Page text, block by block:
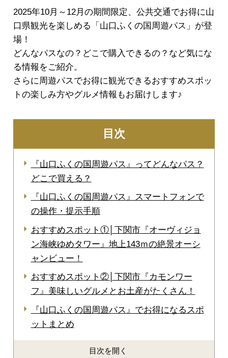
2025年10月～12月の期間限定、公共交通でお得に山
口県観光を楽しめる「山口ふくの国周遊パス」が登
場！
どんなパスなの？どこで購入できるの？など気にな
る情報をご紹介。
さらに周遊パスでお得に観光できるおすすめスポッ
トの楽しみ方やグルメ情報もお届けします♪
目次
『山口ふくの国周遊パス』ってどんなパス？
どこで買える？
『山口ふくの国周遊パス』スマートフォンで
の操作・提示手順
おすすめスポット①│下関市『オーヴィジョ
ン海峡ゆめタワー』地上143ｍの絶景オーシ
ャンビュー！
おすすめスポット②│下関市『カモンワー
フ』美味しいグルメとお土産がたくさん！
『山口ふくの国周遊パス』でお得になるスポ
ットまとめ
目次を開く